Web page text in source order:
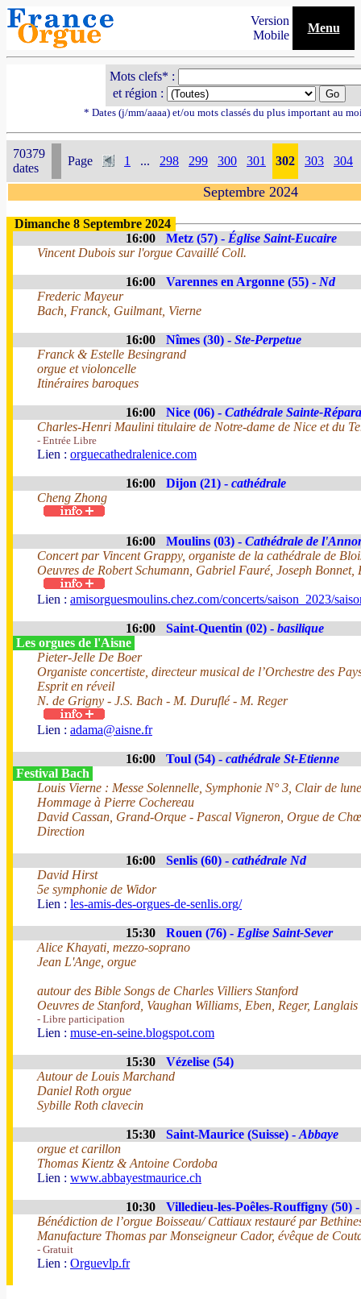
Version
Mobile
Menu
Mots clefs* :
et région :
* Dates (j/mm/aaaa) et/ou mots classés du plus important au
70379
dates
Page 1 ... 298 299 300 301 302 303 304
Septembre 2024
Dimanche 8 Septembre 2024
16:00
Metz (57) - Église Saint-Eucaire
Vincent Dubois sur l'orgue Cavaillé Coll.
16:00 Varennes en Argonne (55) - Nd
Frederic Mayeur
Bach, Franck, Guilmant, Vierne
16:00 Nîmes (30) - Ste-Perpetue
Franck & Estelle Besingrand
orgue et violoncelle
Itinéraires baroques
16:00 Nice (06) - Cathédrale Sainte-
Charles-Henri Maulini titulaire de Notre-dame de Nice et du
- Entrée Libre
Lien : orguecathedralenice.com
16:00 Dijon (21) - cathédrale
Cheng Zhong
16:00 Moulins (03) - Cathédrale de
Concert par Vincent Grappy, organiste de la cathédrale de
Oeuvres de Robert Schumann, Gabriel Fauré, Joseph
Lien : amisorguesmoulins.chez.com/concerts/saison_2023/
16:00 Saint-Quentin (02) - basilique
Les orgues de l'Aisne
Pieter-Jelle De Boer
Organiste concertiste, directeur musical de l’Orchestre des
Esprit en réveil
N. de Grigny - J.S. Bach - M. Duruflé - M. Reger
Lien : adama@aisne.fr
16:00 Toul (54) - cathédrale St-Etienne
Festival Bach
Louis Vierne : Messe Solennelle, Symphonie N° 3, Clair de
Hommage à Pierre Cochereau
David Cassan, Grand-Orque - Pascal Vigneron, Orgue de
Direction
16:00 Senlis (60) - cathédrale Nd
David Hirst
5e symphonie de Widor
Lien : les-amis-des-orgues-de-senlis.org/
15:30 Rouen (76) - Eglise Saint-Sever
Alice Khayati, mezzo-soprano
Jean L'Ange, orgue
autour des Bible Songs de Charles Villiers Stanford
Oeuvres de Stanford, Vaughan Williams, Eben, Reger, Langlais
- Libre participation
Lien : muse-en-seine.blogspot.com
15:30
Vézelise (54)
Autour de Louis Marchand
Daniel Roth orgue
Sybille Roth clavecin
15:30 Saint-Maurice (Suisse) - Abbaye
orgue et carillon
Thomas Kientz & Antoine Cordoba
Lien : www.abbayestmaurice.ch
10:30
Villedieu-les-Poêles-Rouffigny (50)
Bénédiction de l’orgue Boisseau/ Cattiaux restauré par
Manufacture Thomas par Monseigneur Cador, évêque de
- Gratuit
Lien : Orguevlp.fr